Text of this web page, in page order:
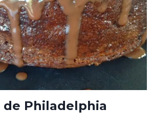
de Philadelphia